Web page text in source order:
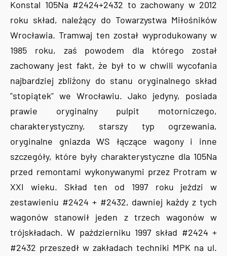
Konstal 105Na #2424+2432 to zachowany w 2012
roku skład, należący do Towarzystwa Miłośników
Wrocławia. Tramwaj ten został wyprodukowany w
1985 roku, zaś powodem dla którego został
zachowany jest fakt, że był to w chwili wycofania
najbardziej zbliżony do stanu oryginalnego skład
"stopiątek" we Wrocławiu. Jako jedyny, posiada
prawie oryginalny pulpit motorniczego,
charakterystyczny, starszy typ ogrzewania,
oryginalne gniazda WS łączące wagony i inne
szczegóły, które były charakterystyczne dla 105Na
przed remontami wykonywanymi przez Protram w
XXI wieku. Skład ten od 1997 roku jeździ w
zestawieniu #2424 + #2432, dawniej każdy z tych
wagonów stanowił jeden z trzech wagonów w
trójskładach. W październiku 1997 skład #2424 +
#2432 przeszedł w zakładach techniki MPK na ul.